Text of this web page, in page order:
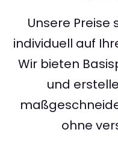
Unsere
individuell auf
Wir bieten
und
ohne